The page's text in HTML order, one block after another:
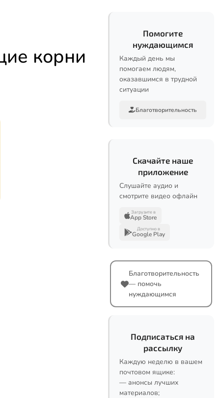
корни
Помогите
нуждающимся
Каждый день мы
помогаем людям,
оказавшимся в трудной
ситуации
Благотворительность
Скачайте наше
приложение
Слушайте аудио и
смотрите видео офлайн
Загрузите в
App Store
Доступно в
Google Play
Благотворительность
— помочь
нуждающимся
Подписаться на
рассылку
Каждую неделю в вашем
почтовом ящике:
— анонсы лучших
материалов;